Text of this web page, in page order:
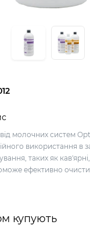
молочних систем
використання в
таких як
ефективно
купують